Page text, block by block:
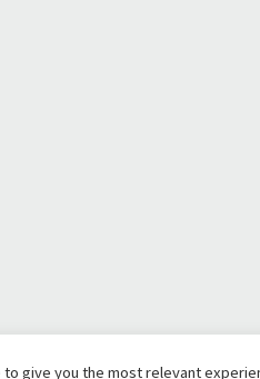
give you the most relevant